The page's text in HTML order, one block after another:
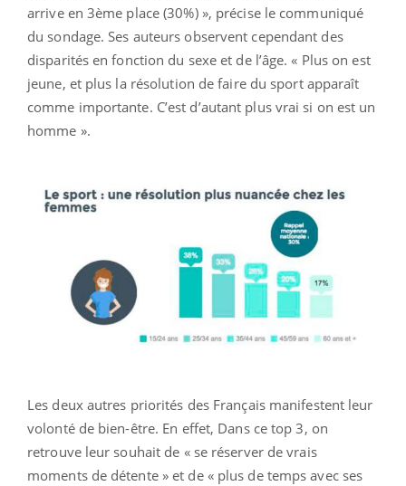
arrive en 3ème place (30%) », précise le communiqué
du sondage. Ses auteurs observent cependant des
disparités en fonction du sexe et de l’âge. « Plus on est
jeune, et plus la résolution de faire du sport apparaît
comme importante. C’est d’autant plus vrai si on est un
homme ».
Les deux autres priorités des Français manifestent leur
volonté de bien-être. En effet, Dans ce top 3, on
retrouve leur souhait de « se réserver de vrais
moments de détente » et de « plus de temps avec ses